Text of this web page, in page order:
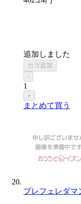
追加しました
カゴ追加
-
1
+
まとめて買う
プレフェレダマ